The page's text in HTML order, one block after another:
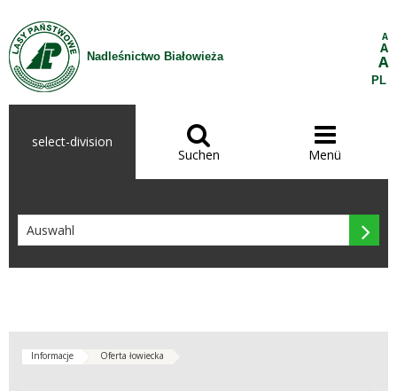
Zum Inhalt wechseln
Nadleśnictwo Białowieża
A
A
A
PL
select-division 
Suchen

Menü

Informacje Oferta łowiecka